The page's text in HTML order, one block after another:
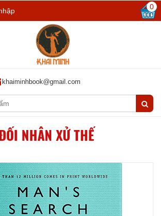
0
khaiminhbook@gmail.com
NHÂN XỬ THẾ